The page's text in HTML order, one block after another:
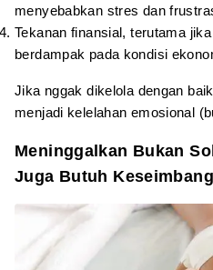
menyebabkan stres dan
Tekanan finansial, terutama
berdampak pada kondisi
Jika nggak dikelola dengan
menjadi kelelahan emosional
Meninggalkan Bukan
Juga Butuh